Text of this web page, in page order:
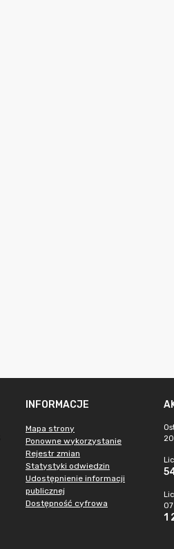
INFORMACJE
Mapa strony
Ponowne wykorzystanie
Rejestr zmian
Statystyki odwiedzin
Udostępnienie informacji
publicznej
Dostępność cyfrowa
07
1